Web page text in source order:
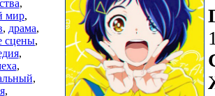
,
мир,
, драма,
сцены,
,
,
,
,